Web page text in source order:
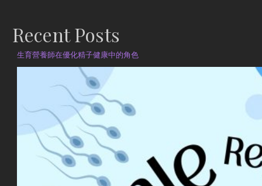
Recent Posts
生育營養師在優化精子健康中的角色